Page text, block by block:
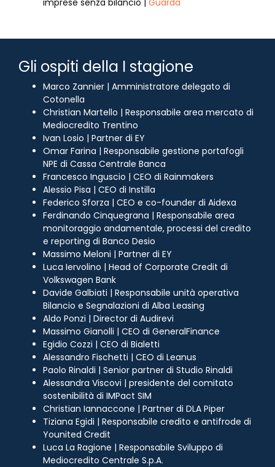
Gli ospiti della I stagione
Marco Zannier | Amministratore delegato di
Cotonella
Christian Martello | Responsabile area mercato di
Mediocredito Trentino
Ivan Losio | Partner di EY
Omar Farina | Responsabile gestione portafogli
NPE di Cassa Centrale Banca
Francesco Inguscio | CEO di Rainmakers
Alessio Pisa | CEO di Instilla
Federico Sforza | CEO e co-founder di Aidexa
Ferdinando Cinquegrana | Responsabile area
monitoraggio andamentale, processi del credito
e reporting di Banco Desio
Massimo Meloni | Partner di EY
Luca Iervolino | Head of Corporate Credit di
Volkswagen Bank
Davide Galbiati | Responsabile unità operativa
Bilancio e Segnalazioni di Alba Leasing
Aldo Ponzi | Director di Audirevi
Massimo Gianolli | CEO di GeneralFinance
Egidio Cozzi | CEO di Bialetti
Alessandro Fischetti | CEO di Leanus
Paolo Rinaldi | Senior partner di Studio Rinaldi
Alessandra Viscovi | presidente del comitato
sostenibilità di IMPact SIM
Christian Iannaccone | Partner di DLA Piper
Tiziana Egidi | Responsabile credito e antifrode di
Younited Credit
Luca La Ragione | Responsabile Sviluppo di
Mediocredito Centrale S.p.A.